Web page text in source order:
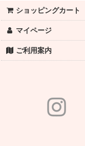
(税込)
ショッピングカート
マイページ
ご利用案内